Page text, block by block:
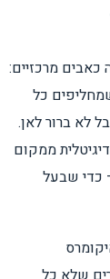
כאבים מרכזיים:
כל
לא ברור לאן.
ממקום
כדי שבעל